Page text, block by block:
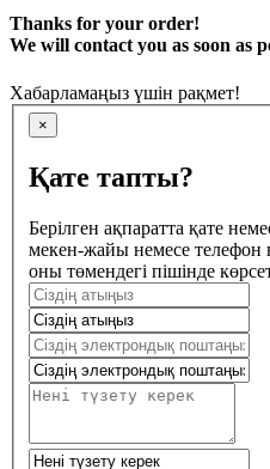
Thanks for your order!
We will contact you as soon as
Хабарламаңыз үшін рақмет!
×
Қате тапты?
Берілген ақпаратта қате
мекен-жайы немесе телефон
оны төмендегі пішінде